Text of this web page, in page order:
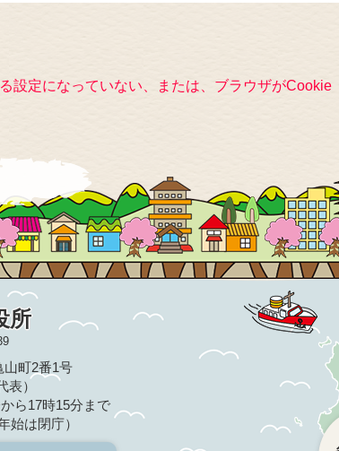
設定になっていない、または、ブラウザが
所
町2番1号
表）
ら17時15分まで
始は閉庁）